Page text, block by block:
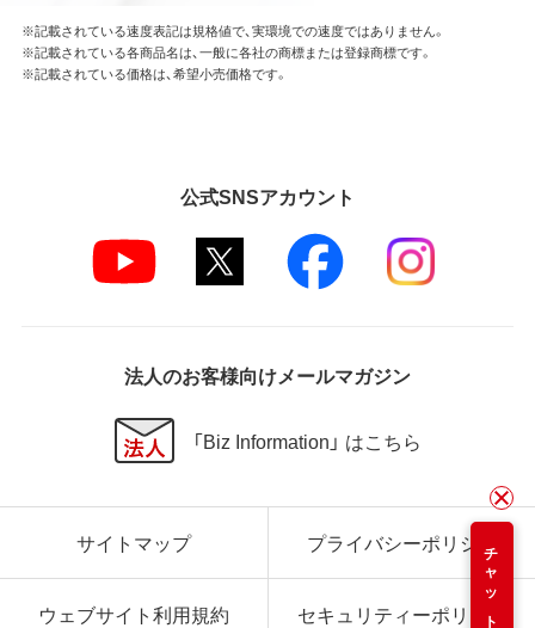
チャット
※記載されている速度表記は規格値で、実環境での速度ではありません。
※記載されている各商品名は、一般に各社の商標または登録商標です。
※記載されている価格は、希望小売価格です。
公式SNSアカウント
法人のお客様向けメールマガジン
「Biz Information」 はこちら
サイトマップ プライバシーポリシー
ウェブサイト利用規約 セキュリティーポリシー